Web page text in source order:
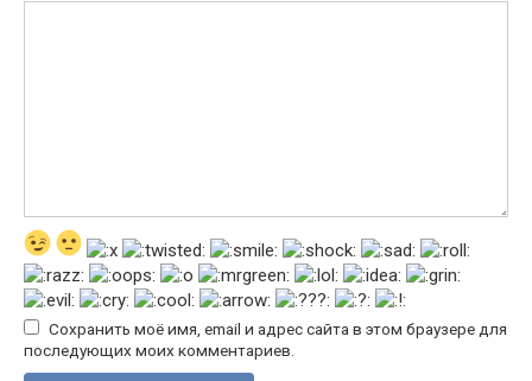
Сохранить моё имя, email и адрес сайта в этом браузере для
последующих моих комментариев.